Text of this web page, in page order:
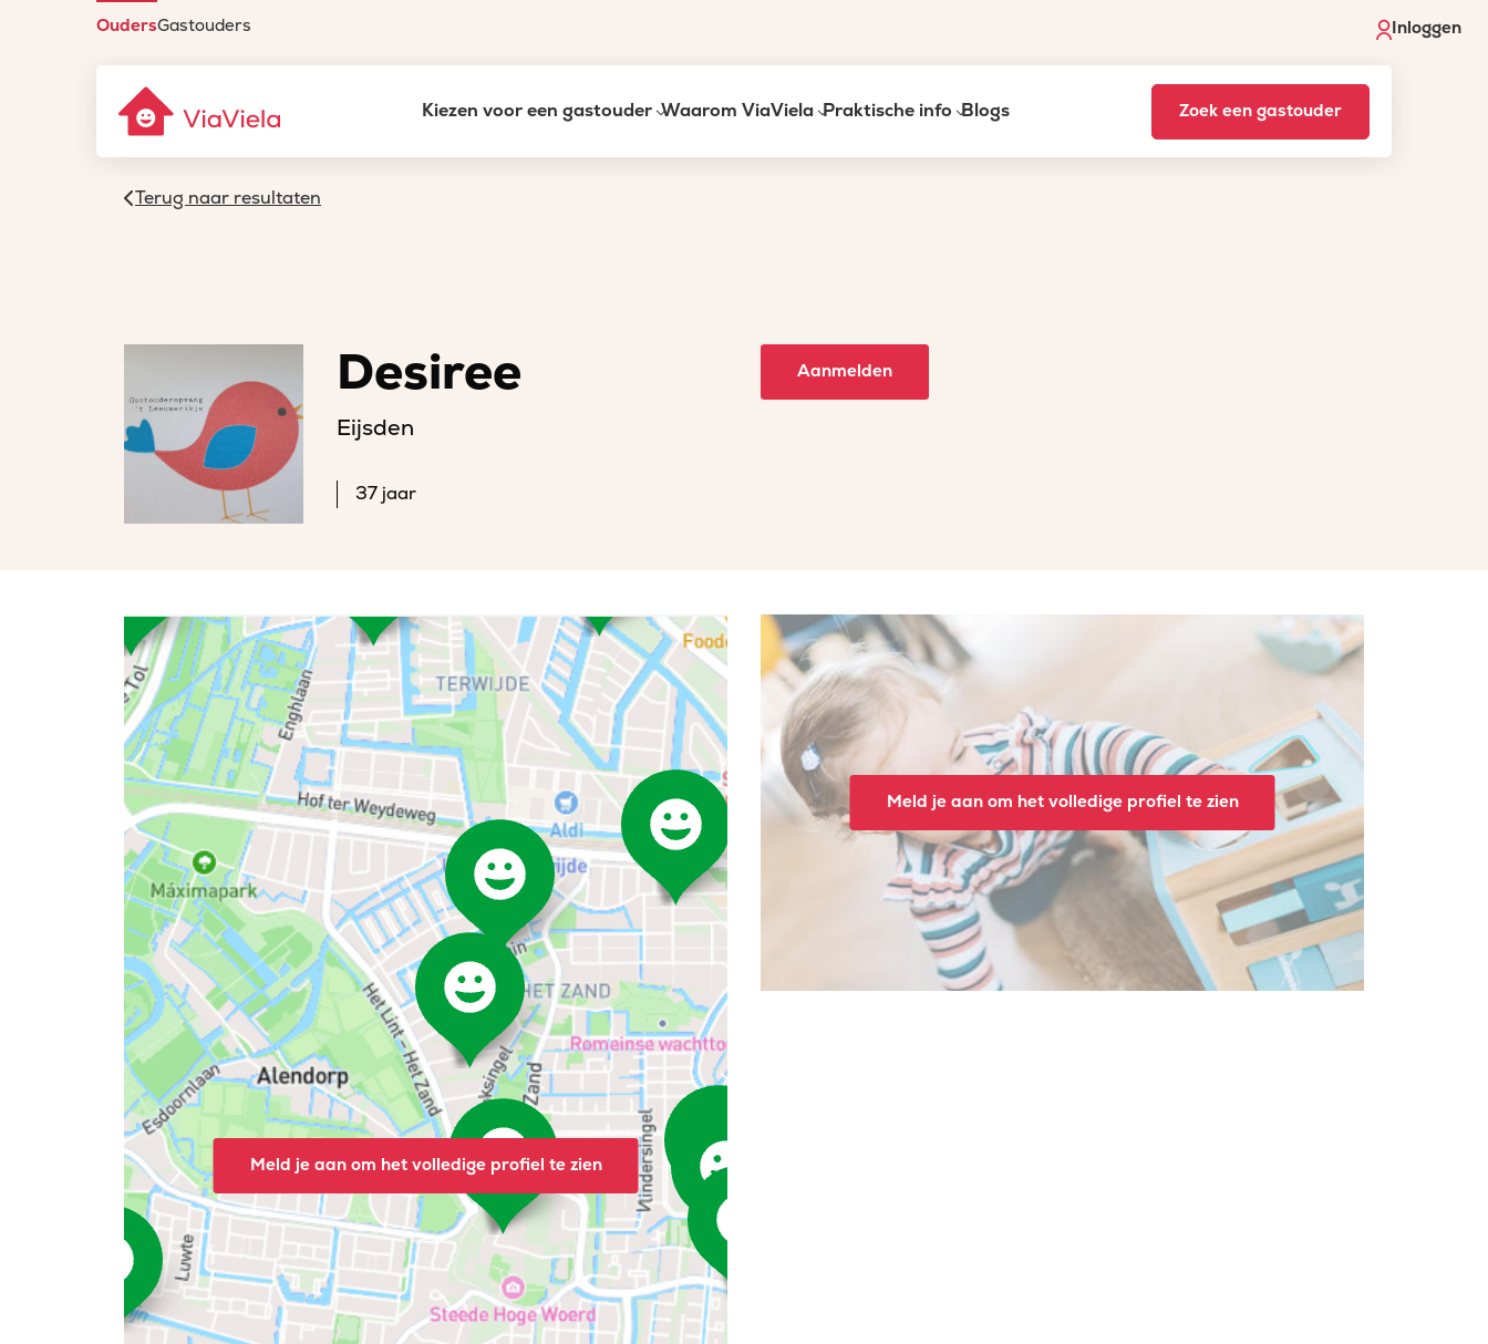
OudersGastouders Inloggen
Kiezen voor een gastouder Waarom ViaViela Praktische info Blogs Zoek een gastouder
Terug naar resultaten
Desiree
Eijsden
37 jaar
Aanmelden
Meld je aan om het volledige profiel te zien
Meld je aan om het volledige profiel te zien